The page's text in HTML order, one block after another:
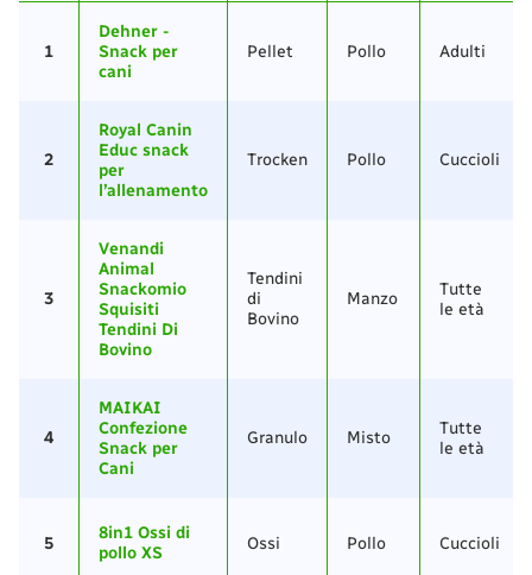
1
Dehner -
Snack per
cani
Pellet Pollo Adulti
2
Royal Canin
Educ snack
per
l’allenamento
Trocken Pollo Cuccioli
3
Venandi
Animal
Snackomio
Squisiti
Tendini Di
Bovino
Tendini
di
Bovino
Manzo
Tutte
le età
4
MAIKAI
Confezione
Snack per
Cani
Granulo Misto
Tutte
le età
5
8in1 Ossi di
pollo XS
Ossi Pollo Cuccioli